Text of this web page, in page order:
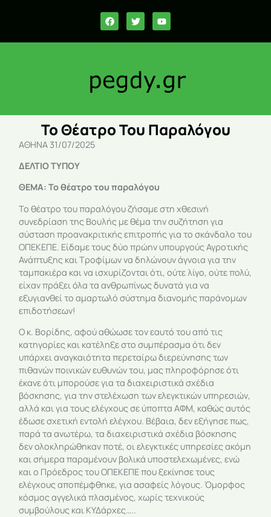
Το Θέατρο Του Παραλόγου
ΑΘΗΝΑ 31/07/2025
ΔΕΛΤΙΟ ΤΥΠΟΥ
ΘΕΜΑ: Το θέατρο του παραλόγου
Το θέατρο του παραλόγου ζήσαμε στη χθεσινή
συνεδρίαση της Βουλής με θέμα την συζήτηση για
σύσταση προανακριτικής επιτροπής για το σκάνδαλο του
ΟΠΕΚΕΠΕ. Είδαμε τους δύο πρώην υπουργούς Αγροτικής
Ανάπτυξης και Τροφίμων να δηλώνουν άγνοια για την
ταμπακιέρα και να ισχυρίζονται ότι, ούτε λίγο, ούτε πολύ,
είχαν πράξει όλα τα ανθρωπίνως δυνατά για να
εξυγιανθεί το αμαρτωλό σύστημα διανομής παράνομων
επιδοτήσεων!
Ο κ. Βορίδης, αφού αθώωσε τον εαυτό του από τις
κατηγορίες και κατέληξε στο συμπέρασμα ότι δεν
υπάρχει αναγκαιότητα περεταίρω διερεύνησης των
πιθανών ποινικών ευθυνών του, μας πληροφόρησε ότι
έκανε ότι μπορούσε για τα διαχειριστικά σχέδια
βόσκησης, για την στελέχωση των ελεγκτικών υπηρεσιών,
αλλά και για τους ελέγχους σε ύποπτα ΑΦΜ, καθώς αυτός
έδωσε σχετική εντολή ελέγχου. Βέβαια, δεν εξήγησε πως,
παρά τα ανωτέρω, τα διαχειριστικά σχέδια βόσκησης
δεν ολοκληρώθηκαν ποτέ, οι ελεγκτικές υπηρεσίες ακόμη
και σήμερα παραμένουν βολικά υποστελεχωμένες, ενώ
και ο Πρόεδρος του ΟΠΕΚΕΠΕ που ξεκίνησε τους
ελέγχους αποπέμφθηκε, για ασαφείς λόγους. Όμορφος
κόσμος αγγελικά πλασμένος, χωρίς τεχνικούς
συμβούλους και ΚΥΔάρχες…..